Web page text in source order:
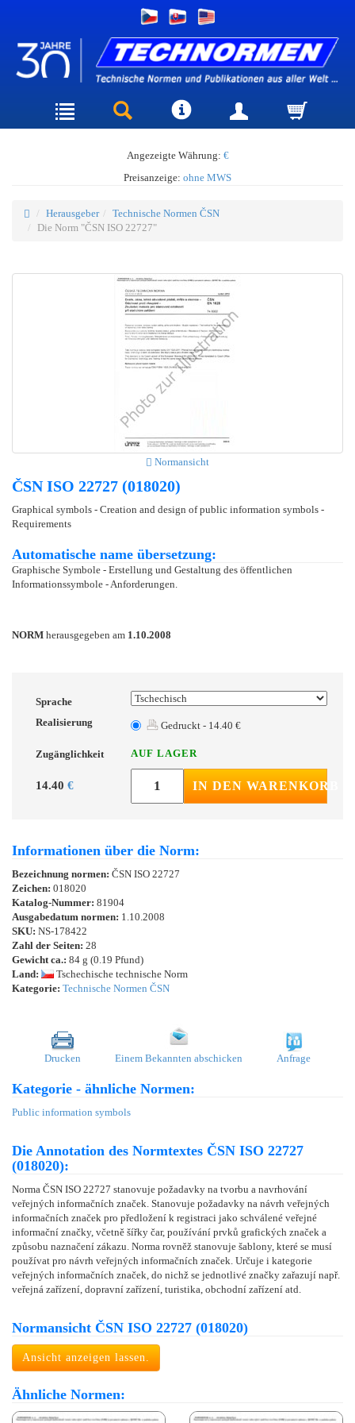
Angezeigte Währung: €
Preisanzeige: ohne MWS
Herausgeber
Technische Normen ČSN
Die Norm "ČSN ISO 22727"
Normansicht
ČSN ISO 22727 (018020)
Graphical symbols - Creation and design of public information symbols -
Requirements
Automatische name übersetzung:
Graphische Symbole - Erstellung und Gestaltung des öffentlichen
Informationssymbole - Anforderungen.
NORM herausgegeben am 1.10.2008
Sprache
Realisierung
Gedruckt - 14.40 €
Zugänglichkeit AUF LAGER
14.40 € IN DEN WARENKORB
Informationen über die Norm:
Bezeichnung normen: ČSN ISO 22727
Zeichen: 018020
Katalog-Nummer: 81904
Ausgabedatum normen: 1.10.2008
SKU: NS-178422
Zahl der Seiten: 28
Gewicht ca.: 84 g (0.19 Pfund)
Land:
Tschechische technische Norm
Kategorie: Technische Normen ČSN
Drucken Einem Bekannten abschicken Anfrage
Kategorie - ähnliche Normen:
Public information symbols
Die Annotation des Normtextes ČSN ISO 22727
(018020):
Norma ČSN ISO 22727 stanovuje požadavky na tvorbu a navrhování
veřejných informačních značek. Stanovuje požadavky na návrh veřejných
informačních značek pro předložení k registraci jako schválené veřejné
informační značky, včetně šířky čar, používání prvků grafických značek a
způsobu naznačení zákazu. Norma rovněž stanovuje šablony, které se musí
používat pro návrh veřejných informačních značek. Určuje i kategorie
veřejných informačních značek, do nichž se jednotlivé značky zařazují např.
veřejná zařízení, dopravní zařízení, turistika, obchodní zařízení atd.
Normansicht ČSN ISO 22727 (018020)
Ansicht anzeigen lassen.
Ähnliche Normen: